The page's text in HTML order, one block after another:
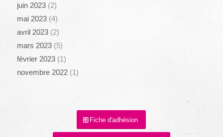
juin 2023(2)
mai 2023(4)
avril 2023(2)
mars 2023(5)
février 2023(1)
novembre 2022(1)
Fiche d'adhésion